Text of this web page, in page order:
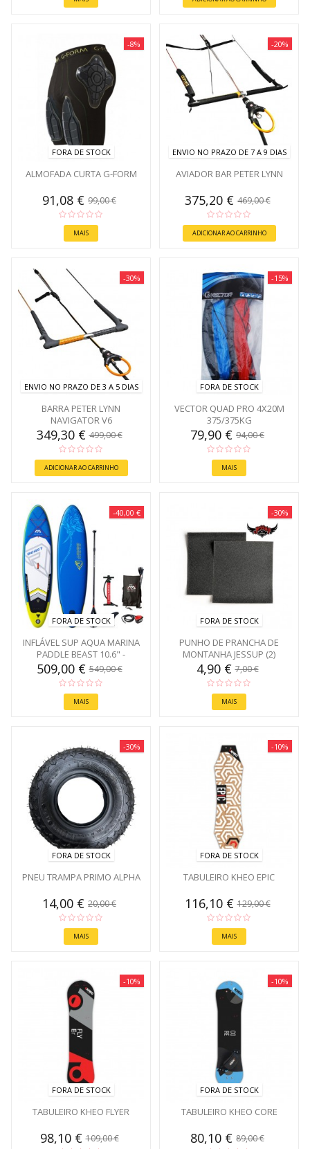
-8%
FORA DE STOCK
ALMOFADA CURTA G-FORM
91,08 € 99,00 €
MAIS
-20%
ENVIO NO PRAZO DE 7 A 9 DIAS
AVIADOR BAR PETER LYNN
375,20 €469,00 €
ADICIONAR AO CARRINHO
-30%
ENVIO NO PRAZO DE 3 A 5 DIAS
BARRA PETER LYNN
NAVIGATOR V6
349,30 €499,00 €
ADICIONAR AO CARRINHO
-15%
FORA DE STOCK
VECTOR QUAD PRO 4X20M
375/375KG
79,90 € 94,00 €
MAIS
-40,00 €
FORA DE STOCK
INFLÁVEL SUP AQUA MARINA
PADDLE BEAST 10.6" -
PADDLE...
509,00 €549,00 €
MAIS
-30%
FORA DE STOCK
PUNHO DE PRANCHA DE
MONTANHA JESSUP (2)
4,90 €7,00 €
MAIS
-30%
FORA DE STOCK
PNEU TRAMPA PRIMO ALPHA
14,00 € 20,00 €
MAIS
-10%
FORA DE STOCK
TABULEIRO KHEO EPIC
116,10 €129,00 €
MAIS
-10%
FORA DE STOCK
TABULEIRO KHEO FLYER
98,10 €109,00 €
-10%
FORA DE STOCK
TABULEIRO KHEO CORE
80,10 € 89,00 €